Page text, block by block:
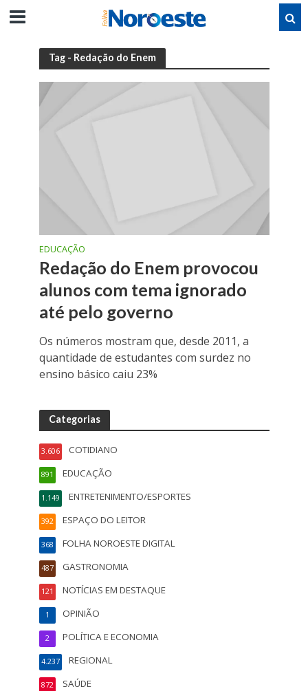
Tag - Redação do Enem
EDUCAÇÃO
Redação do Enem provocou
alunos com tema ignorado
até pelo governo
Os números mostram que, desde 2011, a
quantidade de estudantes com surdez no
ensino básico caiu 23%
Categorias
COTIDIANO
3.606
EDUCAÇÃO
891
ENTRETENIMENTO/ESPORTES
1.149
ESPAÇO DO LEITOR
392
FOLHA NOROESTE DIGITAL
368
GASTRONOMIA
487
NOTÍCIAS EM DESTAQUE
121
OPINIÃO
1
POLÍTICA E ECONOMIA
2
REGIONAL
4.237
SAÚDE
872